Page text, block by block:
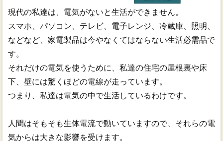
現代の私達は、電気がないと生活ができません。
スマホ、パソコン、テレビ、電子レンジ、冷蔵庫、照明、
などなど、家電製品は今やなくてはならない生活必需品で
す。
それだけの電気を使うために、私達の住宅の屋根裏や床
下、壁には驚くほどの電線が走っています。
つまり、私達は電気の中で生活しているわけです。
人間はそもそも生体電流で動いていますので、それらの電
気からは大きな影響を受けます。